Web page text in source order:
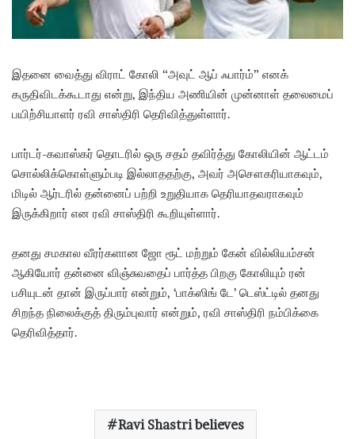
இதனை வைத்து விராட் கோலி “அவுட் ஆப் ஃபார்ம்” எனக்
கருதிவிடக்கூடாது என்று, இந்திய அணியின் முன்னாள் தலைமைப்
பயிற்சியாளர் ரவி சாஸ்திரி தெரிவித்துள்ளார்.
பார்டர்-கவாஸ்கர் தொடரில் ஒரு சதம் தவிர்த்து கோலியின் ஆட்டம்
சொல்லிக்கொள்ளும்படி இல்லாததற்கு, அவர் அசௌகரியாகவும்,
மிடில் ஆர்டரில் தன்னைப் பற்றி உறுதியாக தெரியாதவராகவும்
இருக்கிறார் என ரவி சாஸ்திரி கூறியுள்ளார்.
தனது சமகால வீரர்களான ஜோ ரூட் மற்றும் கேன் வில்லியம்சன்
ஆகியோர் தன்னை விஞ்சுவதைப் பார்த்த பிறகு கோலியும் ரன்
பசியுடன் தான் இருப்பார் என்றும், ‘பாக்ஸிங் டே’ டெஸ்ட்டில் தனது
சிறந்த நிலைக்குத் திரும்புவார் என்றும், ரவி சாஸ்திரி நம்பிக்கை
தெரிவித்தார்.
Ravi Shastri believes